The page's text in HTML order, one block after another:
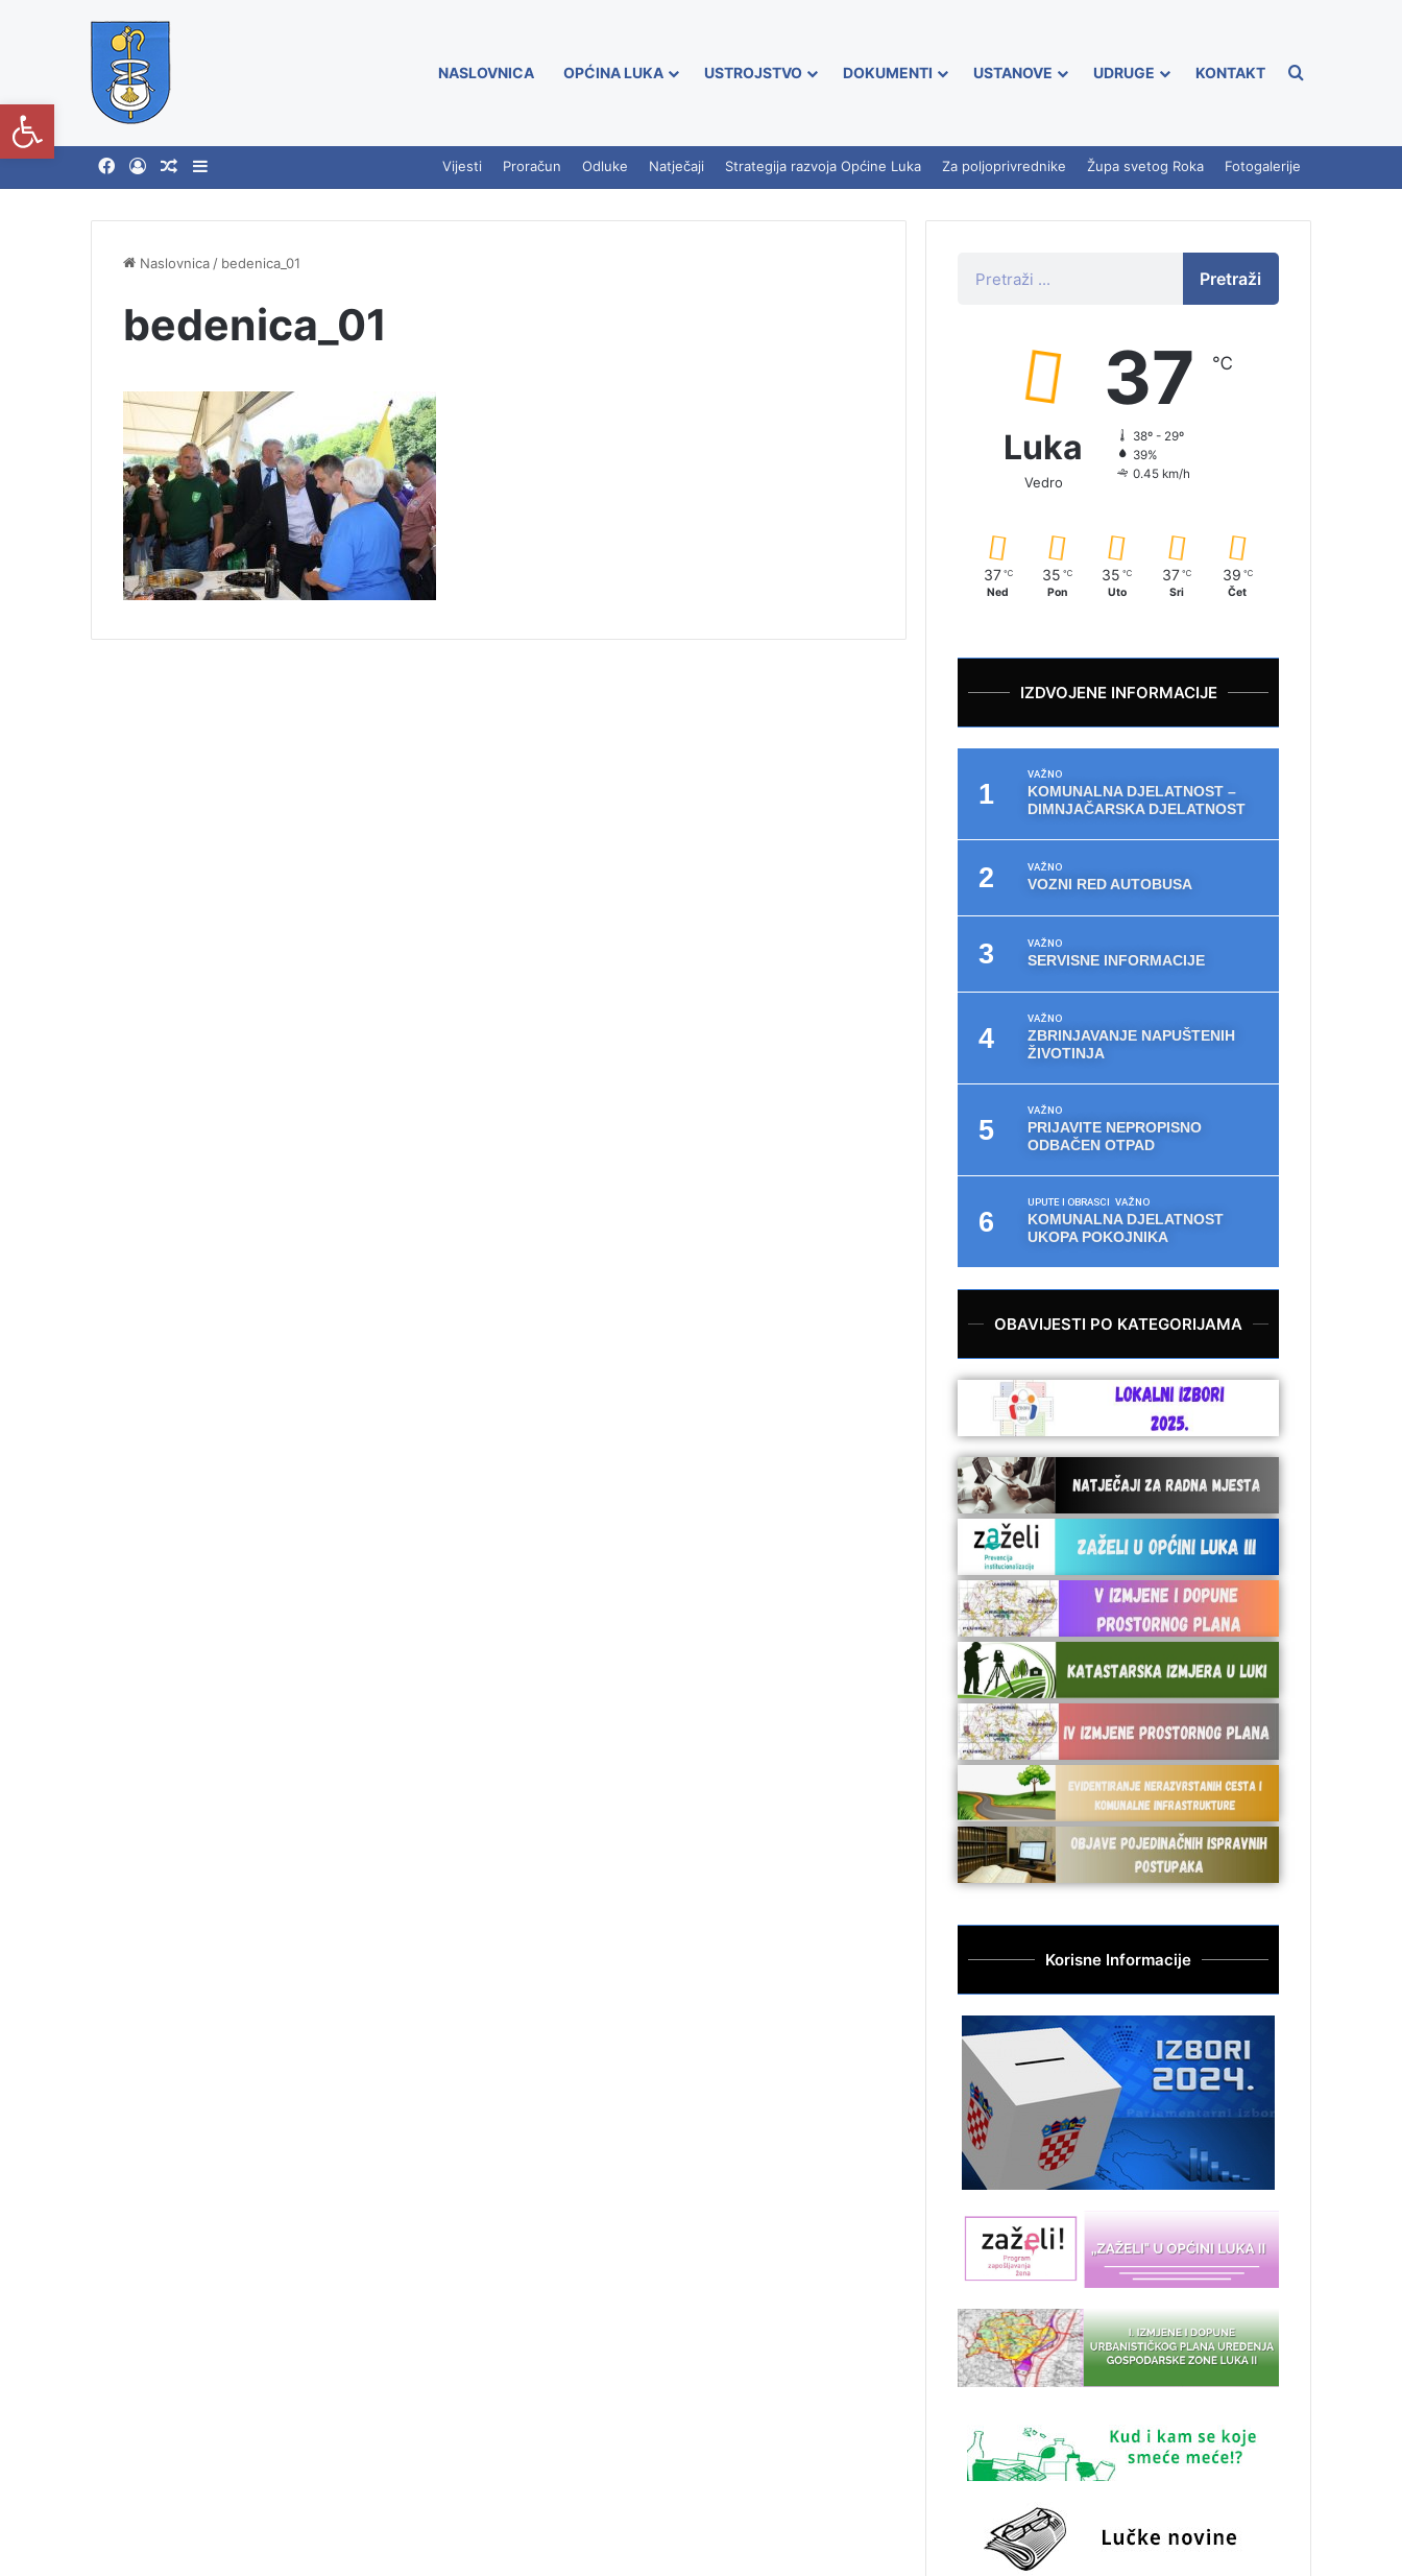
NASLOVNICA OPĆINA LUKA USTROJSTVO DOKUMENTI USTANOVE UDRUGE KONTAKT
Vijesti Proračun Odluke Natječaji Strategija razvoja Općine Luka Za poljoprivrednike Župa svetog Roka Fotogalerije
Naslovnica / bedenica_01
bedenica_01
Pretraži
Luka
Vedro
37 ℃
38º - 29º
39%
0.45 km/h
37 ℃
Ned
35 ℃
Pon
35 ℃
Uto
37 ℃
Sri
39 ℃
Čet
IZDVOJENE INFORMACIJE
VAŽNO
KOMUNALNA DJELATNOST –
DIMNJAČARSKA DJELATNOST
VAŽNO
VOZNI RED AUTOBUSA
VAŽNO
SERVISNE INFORMACIJE
VAŽNO
ZBRINJAVANJE NAPUŠTENIH
ŽIVOTINJA
VAŽNO
PRIJAVITE NEPROPISNO
ODBAČEN OTPAD
UPUTE I OBRASCI VAŽNO
KOMUNALNA DJELATNOST
UKOPA POKOJNIKA
OBAVIJESTI PO KATEGORIJAMA
Korisne Informacije
Open toolbar